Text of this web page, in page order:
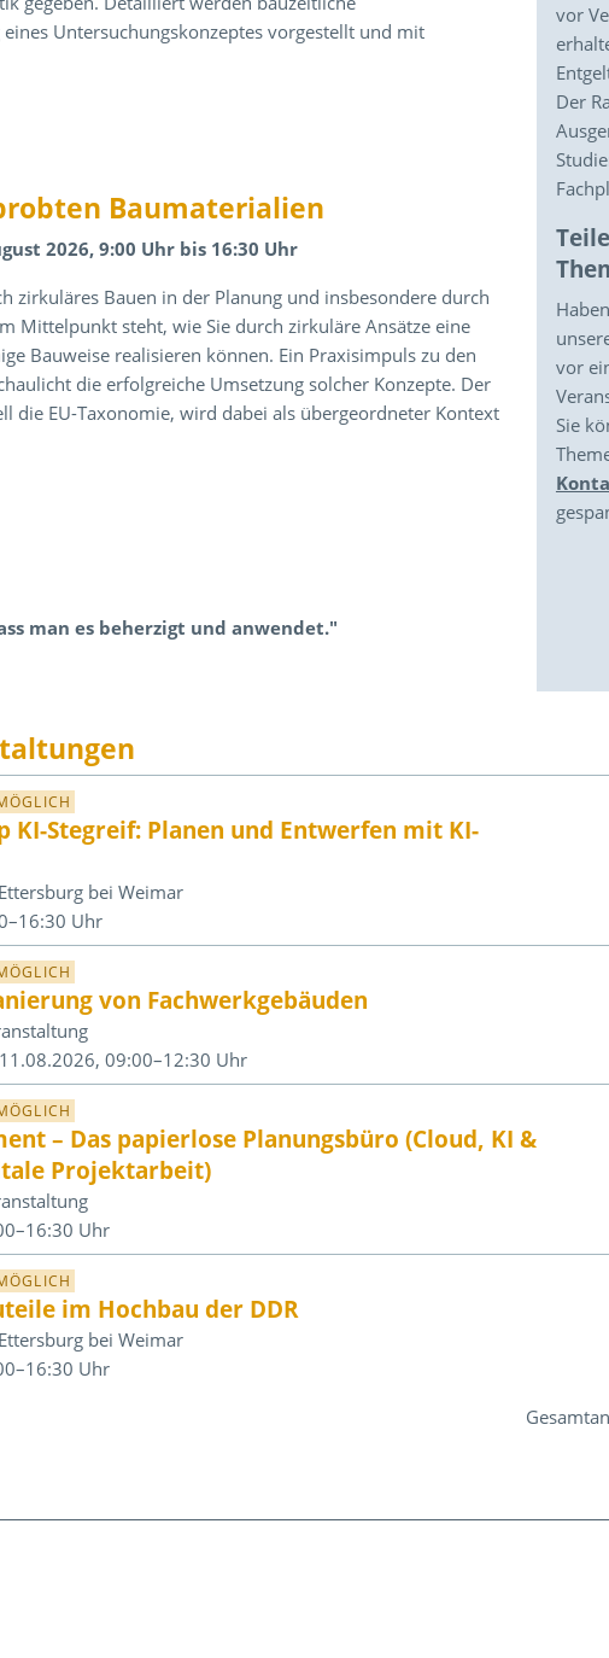
Untersuchungskonzeptes vorgestellt und mit
Baumaterialien
2026, 9:00 Uhr bis 16:30 Uhr
zirkuläres Bauen in der Planung und insbesondere durch
Mittelpunkt steht, wie Sie durch zirkuläre Ansätze eine
Bauweise realisieren können. Ein Praxisimpuls zu den
die erfolgreiche Umsetzung solcher Konzepte. Der
die EU-Taxonomie, wird dabei als übergeordneter Kontext
man es beherzigt und anwendet."
vor
Der
vor
Sie
KI-Stegreif: Planen und Entwerfen mit KI-
bei Weimar
Uhr
von Fachwerkgebäuden
09:00–12:30 Uhr
– Das papierlose Planungsbüro (Cloud, KI &
Projektarbeit)
Uhr
im Hochbau der DDR
bei Weimar
Uhr